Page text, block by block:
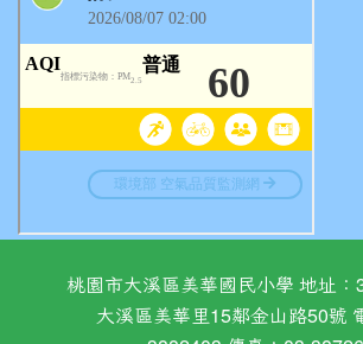
桃園市大溪區美華國民小學 地址：
大溪區美華里15鄰金山路50號